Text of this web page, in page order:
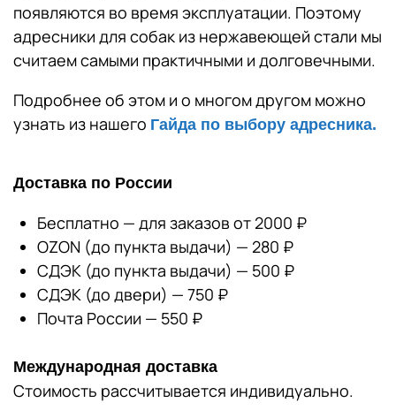
появляются во время эксплуатации. Поэтому
адресники для собак из нержавеющей стали мы
считаем самыми практичными и долговечными.
Подробнее об этом и о многом другом можно
узнать из нашего Гайда по выбору адресника.
Доставка по России
Бесплатно — для заказов от 2000 ₽
OZON (до пункта выдачи) — 280 ₽
СДЭК (до пункта выдачи) — 500 ₽
СДЭК (до двери) — 750 ₽
Почта России — 550 ₽
Международная доставка
Стоимость рассчитывается индивидуально.